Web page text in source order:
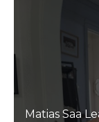
Matias Saa